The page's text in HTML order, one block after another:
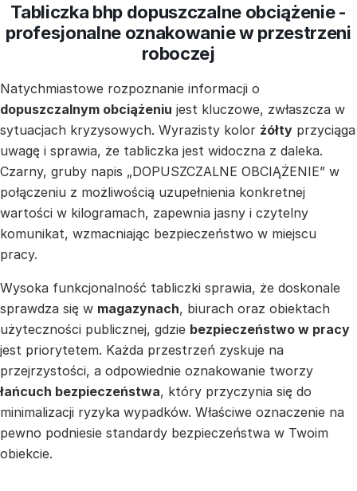
Tabliczka bhp dopuszczalne obciążenie -
profesjonalne oznakowanie w przestrzeni
roboczej
Natychmiastowe rozpoznanie informacji o
dopuszczalnym obciążeniu jest kluczowe, zwłaszcza w
sytuacjach kryzysowych. Wyrazisty kolor żółty przyciąga
uwagę i sprawia, że tabliczka jest widoczna z daleka.
Czarny, gruby napis „DOPUSZCZALNE OBCIĄŻENIE” w
połączeniu z możliwością uzupełnienia konkretnej
wartości w kilogramach, zapewnia jasny i czytelny
komunikat, wzmacniając bezpieczeństwo w miejscu
pracy.
Wysoka funkcjonalność tabliczki sprawia, że doskonale
sprawdza się w magazynach, biurach oraz obiektach
użyteczności publicznej, gdzie bezpieczeństwo w pracy
jest priorytetem. Każda przestrzeń zyskuje na
przejrzystości, a odpowiednie oznakowanie tworzy
łańcuch bezpieczeństwa, który przyczynia się do
minimalizacji ryzyka wypadków. Właściwe oznaczenie na
pewno podniesie standardy bezpieczeństwa w Twoim
obiekcie.